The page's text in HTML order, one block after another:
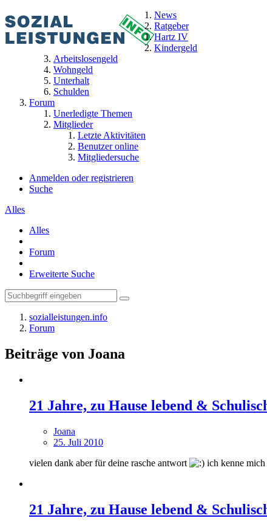
News
Ratgeber
Hartz IV
Kindergeld
Arbeitslosengeld
Wohngeld
Unterhalt
Schulden
Forum
Unerledigte Themen
Mitglieder
Letzte Aktivitäten
Benutzer online
Mitgliedersuche
Anmelden oder registrieren
Suche
Alles
Alles
Forum
Erweiterte Suche
sozialleistungen.info
Forum
Beiträge von Joana
21 Jahre, zu Hause lebend &
Joana
25. Juli 2010
vielen dank aber für deine rasche antwort
ich kenne
21 Jahre, zu Hause lebend &